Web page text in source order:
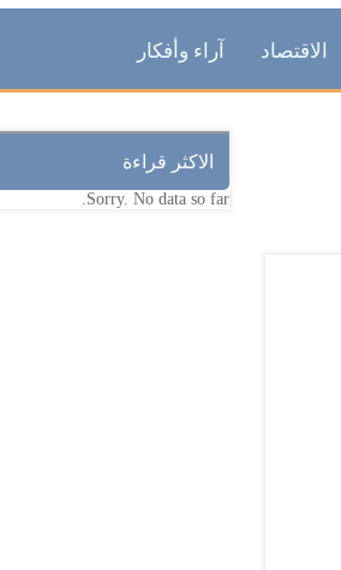
الاقتصاد آراء وأفكار
الاكثر قراءة
Sorry. No data so far.